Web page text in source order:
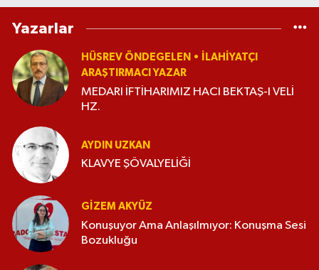
Yazarlar
HÜSREV ÖNDEGELEN • İLAHIYATÇI
ARAŞTIRMACI YAZAR
MEDARI İFTİHARIMIZ HACI BEKTAŞ-I VELİ
HZ.
AYDIN UZKAN
KLAVYE ŞÖVALYELİĞİ
GIZEM AKYÜZ
Konuşuyor Ama Anlaşılmıyor: Konuşma Sesi
Bozukluğu